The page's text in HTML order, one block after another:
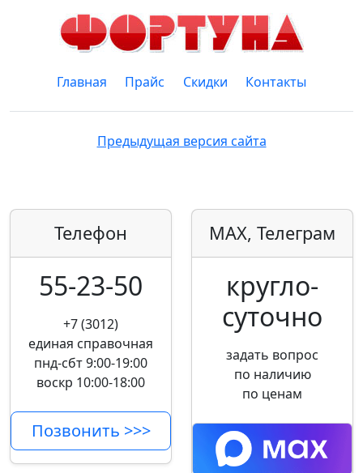
Главная Прайс Скидки Контакты
Предыдущая версия сайта
Телефон
55-23-50
+7 (3012)
единая справочная
пнд-сбт 9:00-19:00
воскр 10:00-18:00
Позвонить >>>
MAX, Телеграм
кругло­
суточно
задать вопрос
по наличию
по ценам